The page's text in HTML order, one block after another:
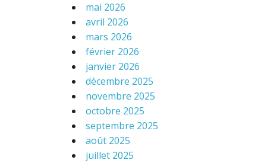
mai 2026
avril 2026
mars 2026
février 2026
janvier 2026
décembre 2025
novembre 2025
octobre 2025
septembre 2025
août 2025
juillet 2025